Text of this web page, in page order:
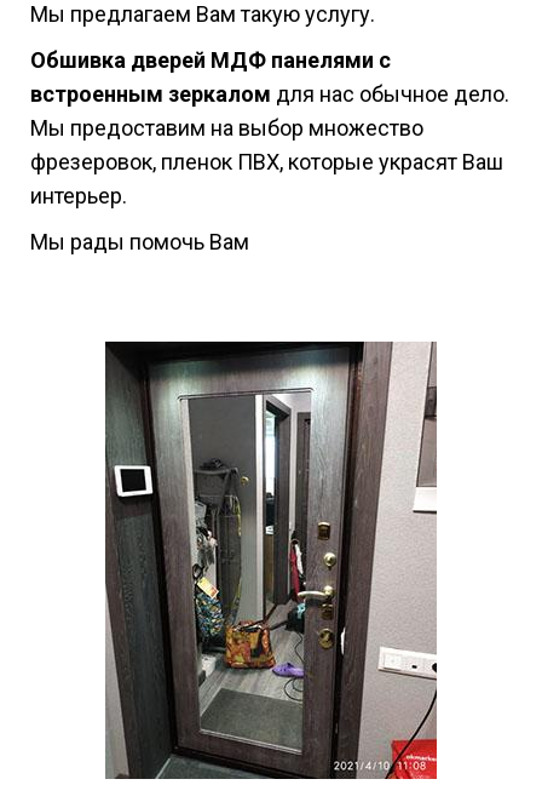
Мы предлагаем Вам такую услугу.
Обшивка дверей МДФ панелями с
встроенным зеркалом для нас обычное дело.
Мы предоставим на выбор множество
фрезеровок, пленок ПВХ, которые украсят Ваш
интерьер.
Мы рады помочь Вам